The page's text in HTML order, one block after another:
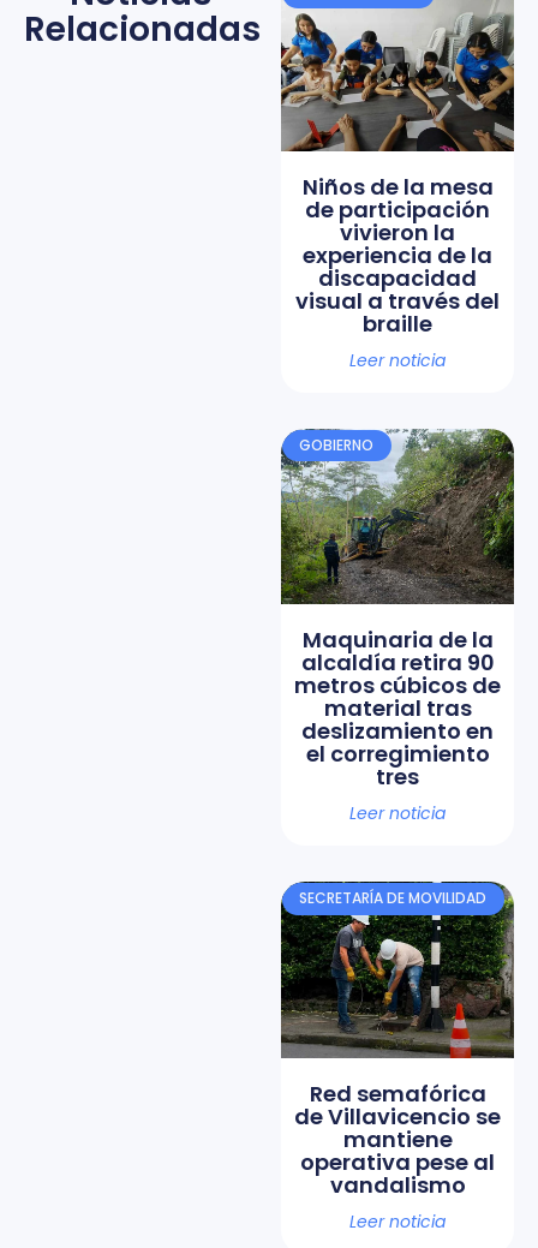
Relacionadas
Niños de la mesa
de participación
vivieron la
experiencia de la
discapacidad
visual a través del
braille
Leer noticia
GOBIERNO
Maquinaria de la
alcaldía retira 90
metros cúbicos de
material tras
deslizamiento en
el corregimiento
tres
Leer noticia
SECRETARÍA DE MOVILIDAD
Red semafórica
de Villavicencio se
mantiene
operativa pese al
vandalismo
Leer noticia